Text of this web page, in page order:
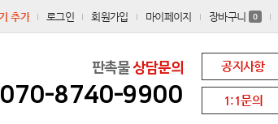
추가 로그인 회원가입 마이페이지 장바구니 0
판촉물상담문의
070-8740-9900
공지사항
1:1문의